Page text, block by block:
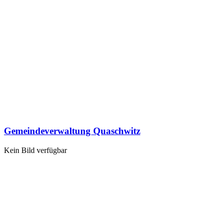
Gemeindeverwaltung Quaschwitz
Kein Bild verfügbar